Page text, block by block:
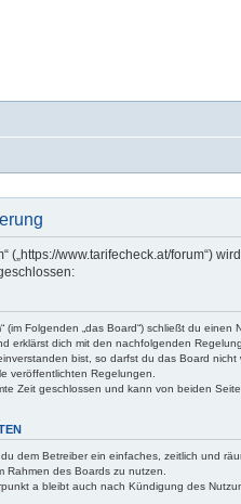
(„https://www.tarifecheck.at/forum“)
(im Folgenden „das Board“) schließt du
erklärst dich mit den nachfolgenden
bist, so darfst du das Board
veröffentlichten Regelungen.
Zeit geschlossen und kann von beiden
dem Betreiber ein einfaches, zeitlich und
Rahmen des Boards zu nutzen.
a bleibt auch nach Kündigung des